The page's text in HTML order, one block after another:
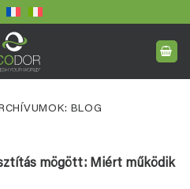
BLOG
mögött: Miért működik